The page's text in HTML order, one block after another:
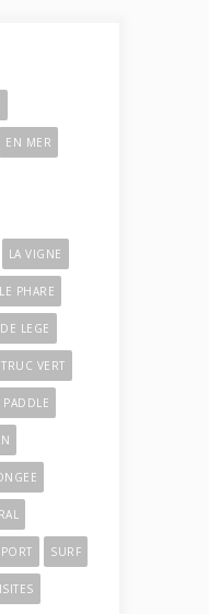
EN MER
LA VIGNE
LE PHARE
LEGE
VERT
PADDLE
SURF